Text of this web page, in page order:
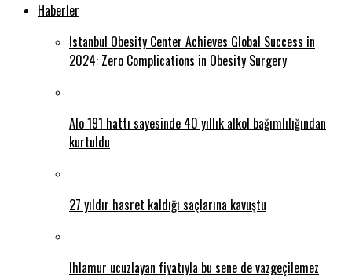
Haberler
Istanbul Obesity Center Achieves Global Success in
2024: Zero Complications in Obesity Surgery
Alo 191 hattı sayesinde 40 yıllık alkol bağımlılığından
kurtuldu
27 yıldır hasret kaldığı saçlarına kavuştu
Ihlamur ucuzlayan fiyatıyla bu sene de vazgeçilemez